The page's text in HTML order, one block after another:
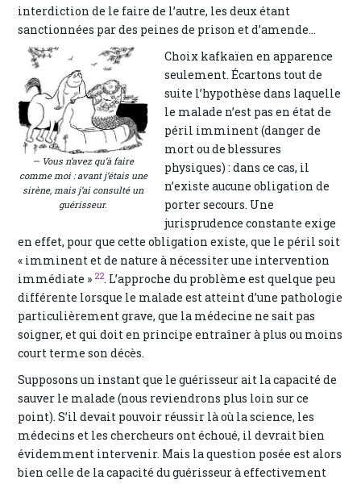
interdiction de le faire de l’autre, les deux étant
sanctionnées par des peines de prison et d’amende...
— Vous n’avez qu’à faire
comme moi : avant j’étais une
sirène, mais j’ai consulté un
guérisseur.
Choix kafkaïen en apparence
seulement. Écartons tout de
suite l’hypothèse dans laquelle
le malade n’est pas en état de
péril imminent (danger de
mort ou de blessures
physiques) : dans ce cas, il
n’existe aucune obligation de
porter secours. Une
jurisprudence constante exige
en effet, pour que cette obligation existe, que le péril soit
« imminent et de nature à nécessiter une intervention
immédiate » 22. L’approche du problème est quelque peu
différente lorsque le malade est atteint d’une pathologie
particulièrement grave, que la médecine ne sait pas
soigner, et qui doit en principe entraîner à plus ou moins
court terme son décès.
Supposons un instant que le guérisseur ait la capacité de
sauver le malade (nous reviendrons plus loin sur ce
point). S’il devait pouvoir réussir là où la science, les
médecins et les chercheurs ont échoué, il devrait bien
évidemment intervenir. Mais la question posée est alors
bien celle de la capacité du guérisseur à effectivement